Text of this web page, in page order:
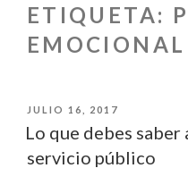
ETIQUETA:
EMOCIONAL
PUBLICADO
JULIO 16, 2017
Lo que debes
servicio público